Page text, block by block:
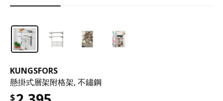
KUNGSFORS
懸掛式層架附格架, 不鏽鋼
$